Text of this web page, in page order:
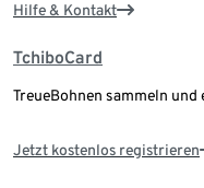
Hilfe & Kontakt
TchiboCard
TreueBohnen sammeln
Jetzt kostenlos registrieren